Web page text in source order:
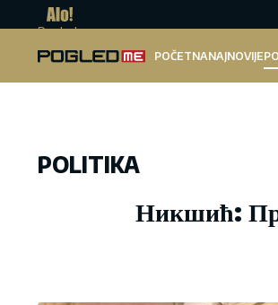
Pogled.me
POČETNANAJNOVIJE
POLITIKA
Никшић: